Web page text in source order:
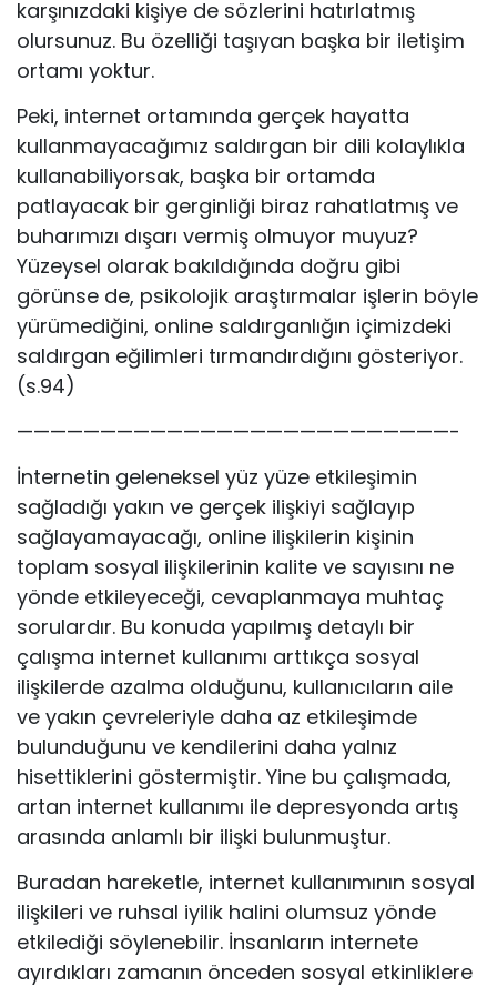
karşınızdaki kişiye de sözlerini hatırlatmış
olursunuz. Bu özelliği taşıyan başka bir iletişim
ortamı yoktur.
Peki, internet ortamında gerçek hayatta
kullanmayacağımız saldırgan bir dili kolaylıkla
kullanabiliyorsak, başka bir ortamda
patlayacak bir gerginliği biraz rahatlatmış ve
buharımızı dışarı vermiş olmuyor muyuz?
Yüzeysel olarak bakıldığında doğru gibi
görünse de, psikolojik araştırmalar işlerin böyle
yürümediğini, online saldırganlığın içimizdeki
saldırgan eğilimleri tırmandırdığını gösteriyor.
(s.94)
——————————————————————————-
İnternetin geleneksel yüz yüze etkileşimin
sağladığı yakın ve gerçek ilişkiyi sağlayıp
sağlayamayacağı, online ilişkilerin kişinin
toplam sosyal ilişkilerinin kalite ve sayısını ne
yönde etkileyeceği, cevaplanmaya muhtaç
sorulardır. Bu konuda yapılmış detaylı bir
çalışma internet kullanımı arttıkça sosyal
ilişkilerde azalma olduğunu, kullanıcıların aile
ve yakın çevreleriyle daha az etkileşimde
bulunduğunu ve kendilerini daha yalnız
hisettiklerini göstermiştir. Yine bu çalışmada,
artan internet kullanımı ile depresyonda artış
arasında anlamlı bir ilişki bulunmuştur.
Buradan hareketle, internet kullanımının sosyal
ilişkileri ve ruhsal iyilik halini olumsuz yönde
etkilediği söylenebilir. İnsanların internete
ayırdıkları zamanın önceden sosyal etkinliklere